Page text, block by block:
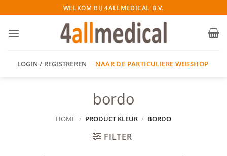
naar
inhoud
WELKOM BIJ 4ALLMEDICAL B.V.
LOGIN / REGISTREREN NAAR DE PARTICULIERE WEBSHOP
bordo
HOME / PRODUCT KLEUR / BORDO
FILTER